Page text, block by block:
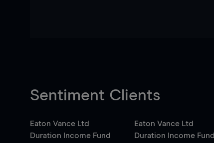
Sentiment Clients
Eaton Vance Ltd
Duration Income Fund
Eaton Vance Ltd
Duration Income Fund